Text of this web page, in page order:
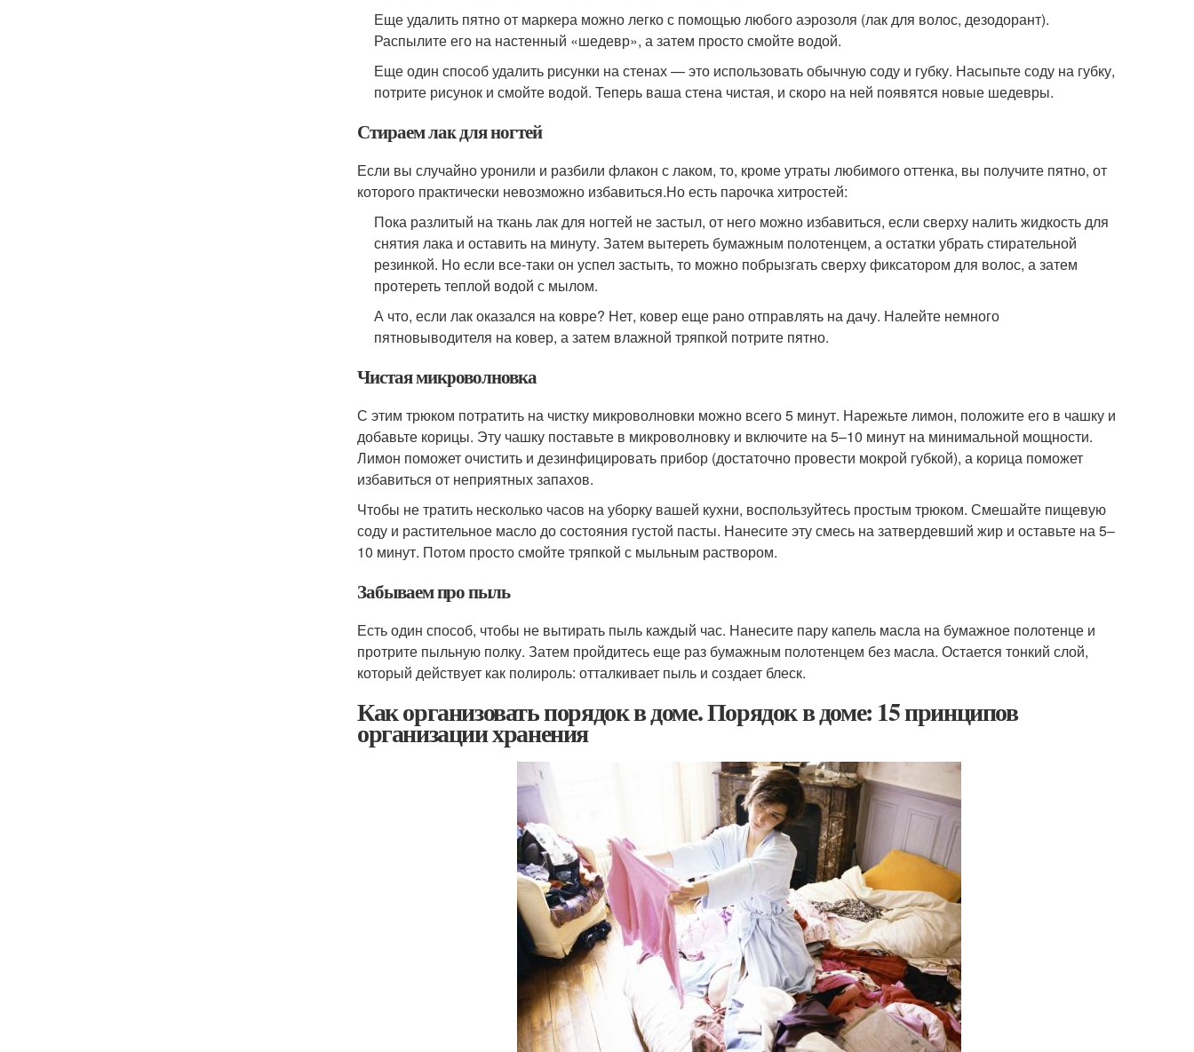
Еще удалить пятно от маркера можно легко с помощью любого аэрозоля (лак для волос, дезодорант).
Распылите его на настенный «шедевр», а затем просто смойте водой.
Еще один способ удалить рисунки на стенах — это использовать обычную соду и губку. Насыпьте соду на губку,
потрите рисунок и смойте водой. Теперь ваша стена чистая, и скоро на ней появятся новые шедевры.
Стираем лак для ногтей
Если вы случайно уронили и разбили флакон с лаком, то, кроме утраты любимого оттенка, вы получите пятно, от
которого практически невозможно избавиться.Но есть парочка хитростей:
Пока разлитый на ткань лак для ногтей не застыл, от него можно избавиться, если сверху налить жидкость для
снятия лака и оставить на минуту. Затем вытереть бумажным полотенцем, а остатки убрать стирательной
резинкой. Но если все-таки он успел застыть, то можно побрызгать сверху фиксатором для волос, а затем
протереть теплой водой с мылом.
А что, если лак оказался на ковре? Нет, ковер еще рано отправлять на дачу. Налейте немного
пятновыводителя на ковер, а затем влажной тряпкой потрите пятно.
Чистая микроволновка
С этим трюком потратить на чистку микроволновки можно всего 5 минут. Нарежьте лимон, положите его в чашку и
добавьте корицы. Эту чашку поставьте в микроволновку и включите на 5–10 минут на минимальной мощности.
Лимон поможет очистить и дезинфицировать прибор (достаточно провести мокрой губкой), а корица поможет
избавиться от неприятных запахов.
Чтобы не тратить несколько часов на уборку вашей кухни, воспользуйтесь простым трюком. Смешайте пищевую
соду и растительное масло до состояния густой пасты. Нанесите эту смесь на затвердевший жир и оставьте на 5–
10 минут. Потом просто смойте тряпкой с мыльным раствором.
Забываем про пыль
Есть один способ, чтобы не вытирать пыль каждый час. Нанесите пару капель масла на бумажное полотенце и
протрите пыльную полку. Затем пройдитесь еще раз бумажным полотенцем без масла. Остается тонкий слой,
который действует как полироль: отталкивает пыль и создает блеск.
Как организовать порядок в доме. Порядок в доме: 15 принципов
организации хранения